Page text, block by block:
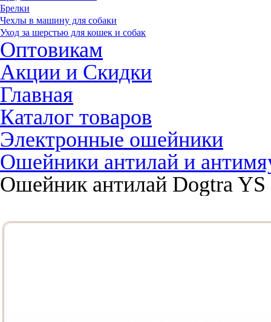
Брелки
Чехлы в машину для собаки
Уход за шерстью для кошек и собак
Оптовикам
Акции и Скидки
Главная
Каталог товаров
Электронные ошейники
Ошейники антилай и
Ошейник антилай Dogtra